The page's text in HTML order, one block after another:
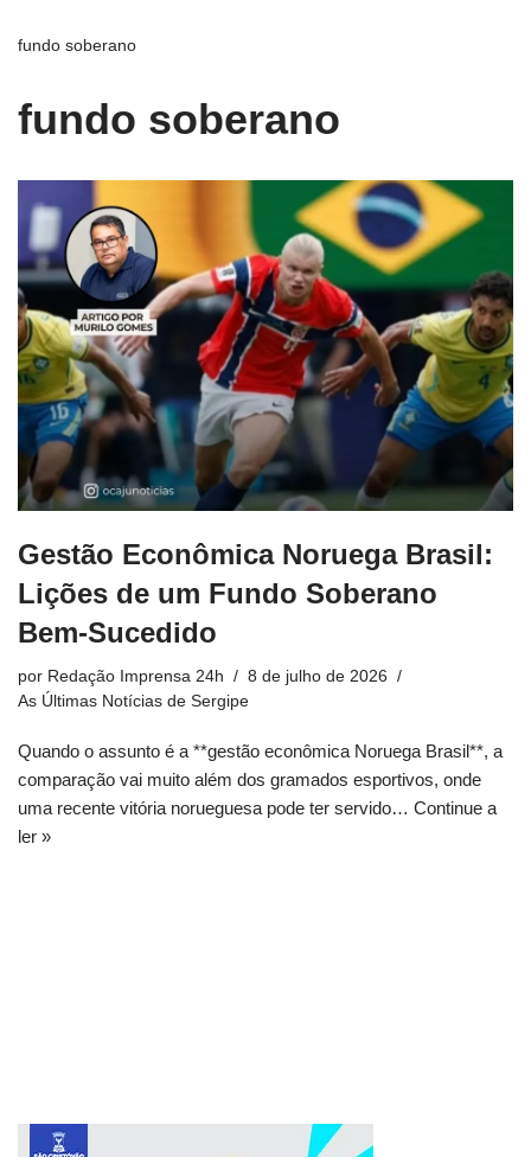
fundo soberano
fundo soberano
Gestão Econômica Noruega Brasil:
Lições de um Fundo Soberano
Bem-Sucedido
por Redação Imprensa 24h
8 de julho de 2026
As Últimas Notícias de Sergipe
Quando o assunto é a **gestão econômica Noruega Brasil**, a
comparação vai muito além dos gramados esportivos, onde
uma recente vitória norueguesa pode ter servido… Continue a
ler »